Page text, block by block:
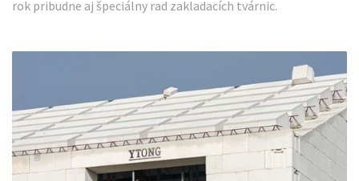
rok pribudne aj špeciálny rad zakladacích tvárnic.